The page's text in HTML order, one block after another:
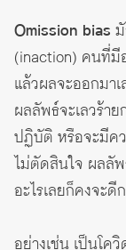
Omission bias
(inaction) คนที่
แล้วผลจะออกมา
ผลลัพธ์จะเลวร้า
ปฏิบัติ หรือจะมีค
ไม่ตัดสินใจ ผลลั
อะไรเลยก็คงจะดี
อย่างเช่น เป็นโค